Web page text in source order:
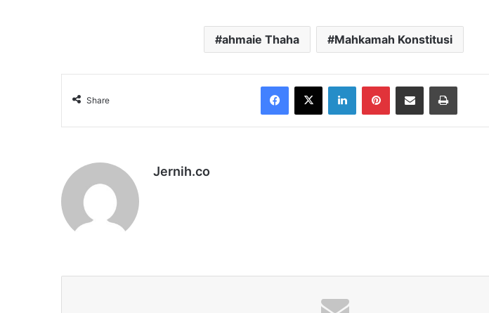
ahmaie Thaha Mahkamah Konstitusi
Share
Facebook
X LinkedInPinterestShare via Email Print
Jernih.co